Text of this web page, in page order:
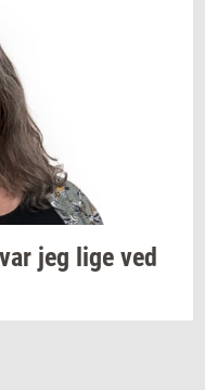
var jeg lige ved